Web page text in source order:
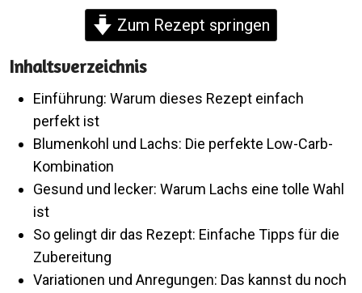
Zum Rezept springen
Inhaltsverzeichnis
Einführung: Warum dieses Rezept einfach
perfekt ist
Blumenkohl und Lachs: Die perfekte Low-Carb-
Kombination
Gesund und lecker: Warum Lachs eine tolle Wahl
ist
So gelingt dir das Rezept: Einfache Tipps für die
Zubereitung
Variationen und Anregungen: Das kannst du noch